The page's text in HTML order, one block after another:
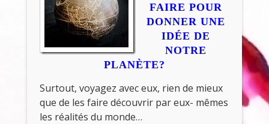
FAIRE POUR
DONNER UNE
IDÉE DE
NOTRE
PLANÈTE?
Surtout, voyagez avec eux, rien de mieux
que de les faire découvrir par eux- mêmes
les réalités du monde…